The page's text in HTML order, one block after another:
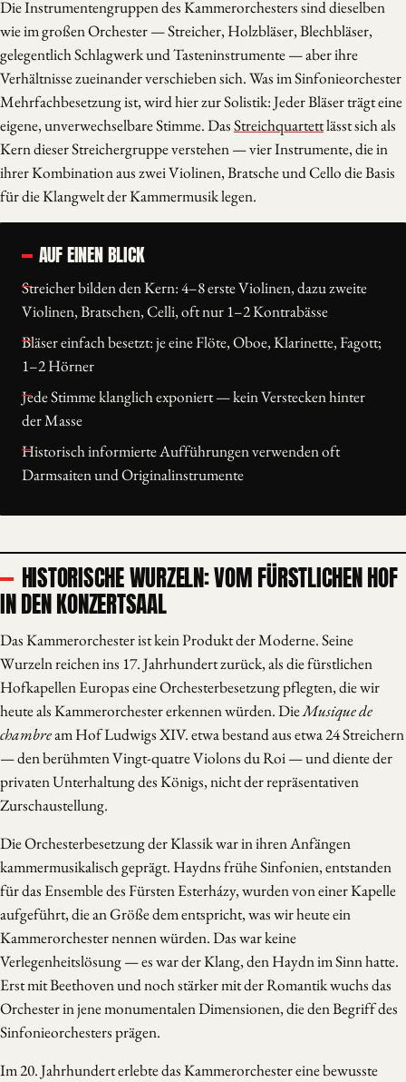
Die Instrumentengruppen des Kammerorchesters sind dieselben
wie im großen Orchester — Streicher, Holzbläser, Blechbläser,
gelegentlich Schlagwerk und Tasteninstrumente — aber ihre
Verhältnisse zueinander verschieben sich. Was im Sinfonieorchester
Mehrfachbesetzung ist, wird hier zur Solistik: Jeder Bläser trägt eine
eigene, unverwechselbare Stimme. DasStreichquartettlässt sich als
Kern dieser Streichergruppe verstehen — vier Instrumente, die in
ihrer Kombination aus zwei Violinen, Bratsche und Cello die Basis
für die Klangwelt der Kammermusik legen.
AUF EINEN BLICK
Streicher bilden den Kern: 4–8 erste Violinen, dazu zweite
Violinen, Bratschen, Celli, oft nur 1–2 Kontrabässe
Bläser einfach besetzt: je eine Flöte, Oboe, Klarinette, Fagott;
1–2 Hörner
Jede Stimme klanglich exponiert — kein Verstecken hinter
der Masse
Historisch informierte Aufführungen verwenden oft
Darmsaiten und Originalinstrumente
HISTORISCHE WURZELN: VOM FÜRSTLICHEN HOF
IN DEN KONZERTSAAL
Das Kammerorchester ist kein Produkt der Moderne. Seine
Wurzeln reichen ins 17. Jahrhundert zurück, als die fürstlichen
Hofkapellen Europas eine Orchesterbesetzung pflegten, die wir
heute als Kammerorchester erkennen würden. DieMusique de
chambream Hof Ludwigs XIV. etwa bestand aus etwa 24 Streichern
— den berühmten Vingt-quatre Violons du Roi — und diente der
privaten Unterhaltung des Königs, nicht der repräsentativen
Zurschaustellung.
Die Orchesterbesetzung der Klassik war in ihren Anfängen
kammermusikalisch geprägt. Haydns frühe Sinfonien, entstanden
für das Ensemble des Fürsten Esterházy, wurden von einer Kapelle
aufgeführt, die an Größe dem entspricht, was wir heute ein
Kammerorchester nennen würden. Das war keine
Verlegenheitslösung — es war der Klang, den Haydn im Sinn hatte.
Erst mit Beethoven und noch stärker mit der Romantik wuchs das
Orchester in jene monumentalen Dimensionen, die den Begriff des
Sinfonieorchesters prägen.
Im 20. Jahrhundert erlebte das Kammerorchester eine bewusste